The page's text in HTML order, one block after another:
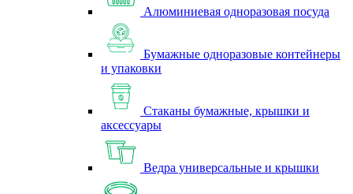
Алюминиевая одноразовая посуда
Бумажные одноразовые контейнеры
и упаковки
Стаканы бумажные, крышки и
аксессуары
Ведра универсальные и крышки